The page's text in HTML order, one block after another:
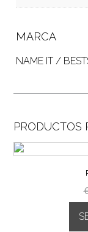
MARCA
NAME IT /
PRODUCTOS